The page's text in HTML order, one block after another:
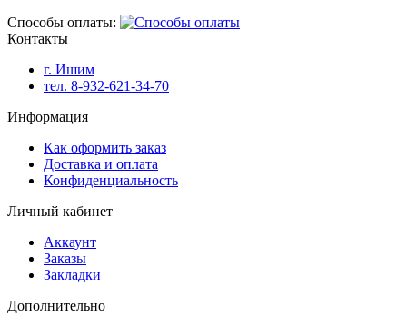
Способы оплаты:
Контакты
г. Ишим
тел. 8-932-621-34-70
Информация
Как оформить заказ
Доставка и оплата
Конфиденциальность
Личный кабинет
Аккаунт
Заказы
Закладки
Дополнительно